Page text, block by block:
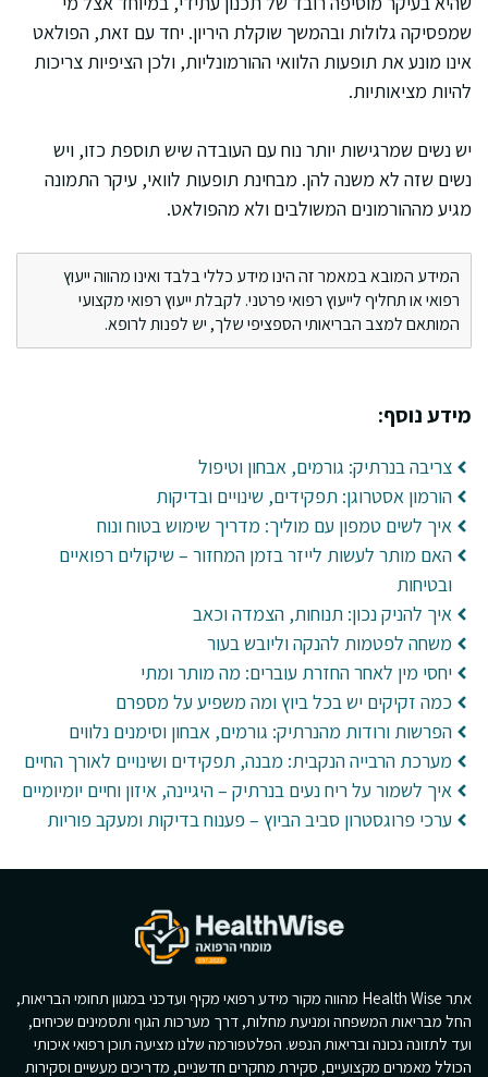
שמפסיקה גלולות ובהמשך שוקלת היריון. יחד עם זאת, הפולאט
אינו מונע את תופעות הלוואי ההורמונליות, ולכן הציפיות צריכות
להיות מציאותיות.
יש נשים שמרגישות יותר נוח עם העובדה שיש תוספת כזו, ויש
נשים שזה לא משנה להן. מבחינת תופעות לוואי, עיקר התמונה
מגיע מההורמונים המשולבים ולא מהפולאט.
המידע המובא במאמר זה הינו מידע כללי בלבד ואינו מהווה ייעוץ
רפואי או תחליף לייעוץ רפואי פרטני. לקבלת ייעוץ רפואי מקצועי
המותאם למצב הבריאותי הספציפי שלך, יש לפנות לרופא.
מידע נוסף:
צריבה בנרתיק: גורמים, אבחון וטיפול
הורמון אסטרוגן: תפקידים, שינויים ובדיקות
איך לשים טמפון עם מוליך: מדריך שימוש בטוח ונוח
האם מותר לעשות לייזר בזמן המחזור – שיקולים רפואיים
ובטיחות
איך להניק נכון: תנוחות, הצמדה וכאב
משחה לפטמות להנקה וליובש בעור
יחסי מין לאחר החזרת עוברים: מה מותר ומתי
כמה זקיקים יש בכל ביוץ ומה משפיע על מספרם
הפרשות ורודות מהנרתיק: גורמים, אבחון וסימנים נלווים
מערכת הרבייה הנקבית: מבנה, תפקידים ושינויים לאורך החיים
איך לשמור על ריח נעים בנרתיק – היגיינה, איזון וחיים יומיומיים
ערכי פרוגסטרון סביב הביוץ – פענוח בדיקות ומעקב פוריות
אתר Health Wise מהווה מקור מידע רפואי מקיף ועדכני במגוון תחומי הבריאות,
החל מבריאות המשפחה ומניעת מחלות, דרך מערכות הגוף ותסמינים שכיחים,
ועד לתזונה נכונה ובריאות הנפש. הפלטפורמה שלנו מציעה תוכן רפואי איכותי
הכולל מאמרים מקצועיים, סקירת מחקרים חדשניים, מדריכים מעשיים וסקירות